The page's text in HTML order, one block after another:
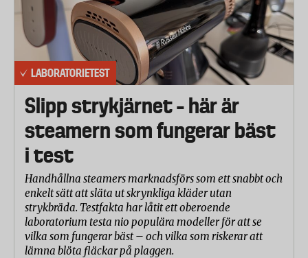
LABORATORIETEST
Slipp strykjärnet – här är
steamern som fungerar bäst
i test
Handhållna steamers marknadsförs som ett snabbt och
enkelt sätt att släta ut skrynkliga kläder utan
strykbräda. Testfakta har låtit ett oberoende
laboratorium testa nio populära modeller för att se
vilka som fungerar bäst – och vilka som riskerar att
lämna blöta fläckar på plaggen.